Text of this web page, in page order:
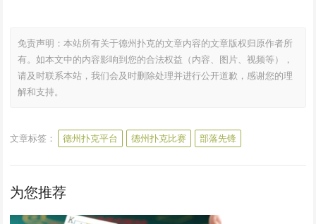
免责声明：本站所有关于德州扑克的文章内容的文章版权归原作者所
有。如本文中的内容影响到您的合法权益（内容、图片、视频等），
请及时联系本站，我们会及时删除处理并进行公开道歉，感谢您的理
解和支持。
文章标签： 德州扑克平台 德州扑克比赛 部落先锋
为您推荐